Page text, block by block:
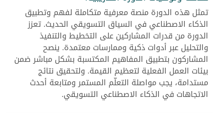
تمثل هذه الدورة منصة معرفية متكاملة لفهم وتطبيق
الذكاء الاصطناعي في السياق التسويقي الحديث. تعزز
الدورة من قدرات المشاركين على التخطيط والتنفيذ
والتحليل عبر أدوات ذكية وممارسات معتمدة. ينصح
المشاركون بتطبيق المفاهيم المكتسبة بشكل مباشر ضمن
بيئات العمل الفعلية لتعظيم القيمة. ولتحقيق نتائج
مستدامة، يجب مواصلة التعلّم المستمر ومتابعة أحدث
الاتجاهات في الذكاء الاصطناعي التسويقي.